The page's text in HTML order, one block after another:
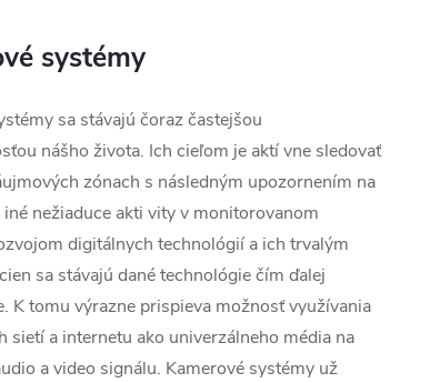
systémy
sa stávajú čoraz častejšou
nášho života. Ich cieľom je aktí vne sledovať
zónach s následným upozornením na
nežiaduce akti vity v monitorovanom
digitálnych technológií a ich trvalým
sa stávajú dané technológie čím ďalej
K tomu výrazne prispieva možnosť využívania
sietí a internetu ako univerzálneho média na
a video signálu. Kamerové systémy už